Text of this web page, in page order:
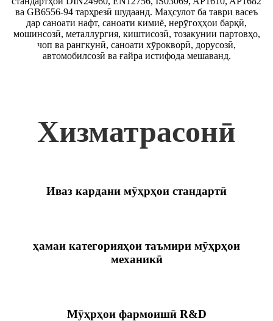
ва GB6556-94 тарҳрезӣ шудаанд. Маҳсулот ба таври васеъ
дар саноати нафт, саноати кимиё, нерӯгоҳҳои барқӣ,
мошинсозӣ, металлургия, киштисозӣ, тозакунии партовҳо,
чоп ва рангкунӣ, саноати хӯрокворӣ, дорусозӣ,
автомобилсозӣ ва ғайра истифода мешаванд.
Хизматрасонӣ
Иваз кардани мӯҳрҳои стандартӣ
ҳамаи категорияҳои таъмири мӯҳрҳои
механикӣ
Мӯҳрҳои фармоишӣ R&D